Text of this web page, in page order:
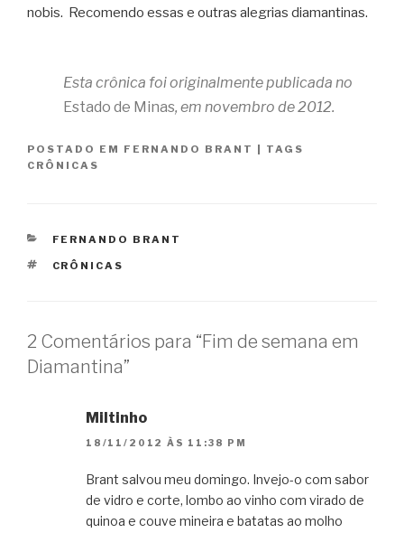
nobis. Recomendo essas e outras alegrias diamantinas.
Esta crônica foi originalmente publicada no
Estado de Minas, em novembro de 2012.
POSTADO EM FERNANDO BRANT
TAGS
CRÔNICAS
CATEGORIAS
FERNANDO BRANT
TAGS
CRÔNICAS
2 Comentários para “Fim de semana em
Diamantina”
Miltinho
18/11/2012 ÀS 11:38 PM
Brant salvou meu domingo. Invejo-o com sabor
de vidro e corte, lombo ao vinho com virado de
quinoa e couve mineira e batatas ao molho